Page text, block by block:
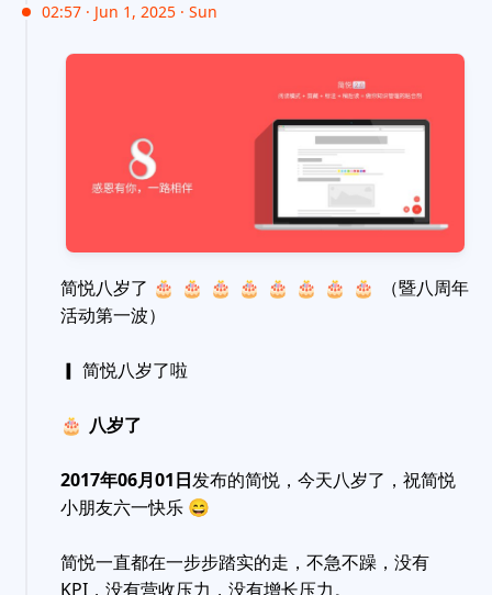
02:57 · Jun 1, 2025 · Sun
简悦八岁了 🎂 🎂 🎂 🎂 🎂 🎂 🎂 🎂
（暨八周年
活动第一波）
▎ 简悦八岁了啦
🎂 八岁了
2017年06月01日发布的简悦，今天八岁了，祝简悦
小朋友六一快乐 😄
简悦一直都在一步步踏实的走，不急不躁，没有
KPI，没有营收压力，没有增长压力。